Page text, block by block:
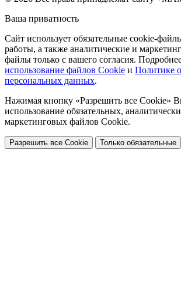
Ваша приватность
Сайт использует обязательные cookie-
работы, а также аналитические и
файлы только с вашего согласия.
использование файлов Cookie и Политике
персональных данных.
Нажимая кнопку «Разрешить все Cookie»
использование обязательных,
маркетинговых файлов Cookie.
Разрешить все Cookie Только обязательные